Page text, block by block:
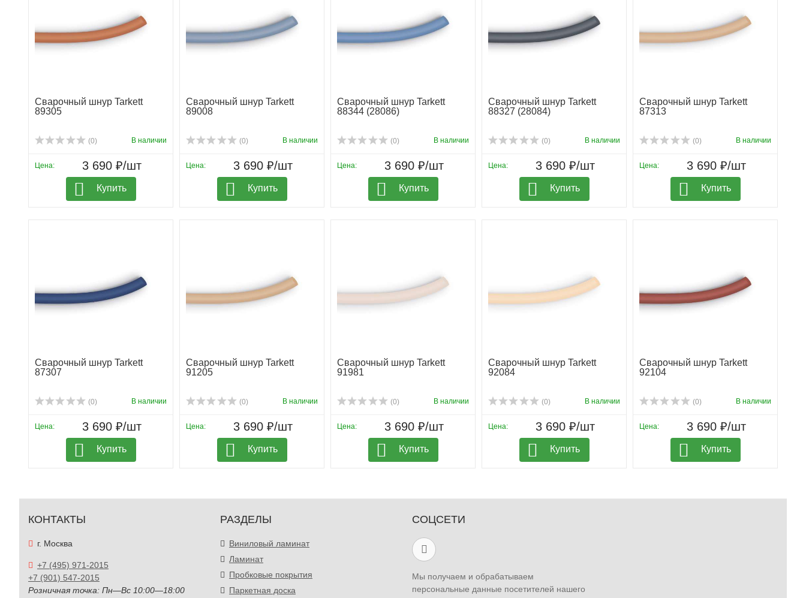
Сварочный шнур Tarkett
89305
(0) В наличии
Цена: 3 690 ₽/шт
Купить
Сварочный шнур Tarkett
89008
(0) В наличии
Цена: 3 690 ₽/шт
Купить
Сварочный шнур Tarkett
88344 (28086)
(0) В наличии
Цена: 3 690 ₽/шт
Купить
Сварочный шнур Tarkett
88327 (28084)
(0) В наличии
Цена: 3 690 ₽/шт
Купить
Сварочный шнур Tarkett
87313
(0) В наличии
Цена: 3 690 ₽/шт
Купить
Сварочный шнур Tarkett
87307
(0) В наличии
Цена: 3 690 ₽/шт
Купить
Сварочный шнур Tarkett
91205
(0) В наличии
Цена: 3 690 ₽/шт
Купить
Сварочный шнур Tarkett
91981
(0) В наличии
Цена: 3 690 ₽/шт
Купить
Сварочный шнур Tarkett
92084
(0) В наличии
Цена: 3 690 ₽/шт
Купить
Сварочный шнур Tarkett
92104
(0) В наличии
Цена: 3 690 ₽/шт
Купить
КОНТАКТЫ
г. Москва
+7 (495) 971-2015
+7 (901) 547-2015
Розничная точка: Пн—Вс 10:00—18:00
РАЗДЕЛЫ
Виниловый ламинат
Ламинат
Пробковые покрытия
Паркетная доска
СОЦСЕТИ
Мы получаем и обрабатываем
персональные данные посетителей нашего